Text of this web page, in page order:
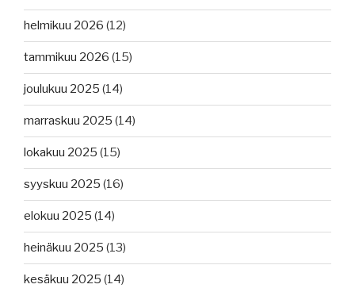
helmikuu 2026 (12)
tammikuu 2026 (15)
joulukuu 2025 (14)
marraskuu 2025 (14)
lokakuu 2025 (15)
syyskuu 2025 (16)
elokuu 2025 (14)
heinäkuu 2025 (13)
kesäkuu 2025 (14)